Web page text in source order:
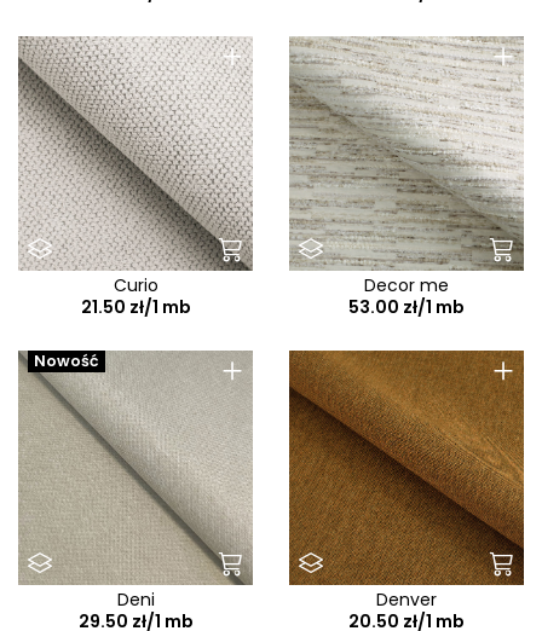
+
Curio
21.50 zł/1 mb
+
Decor me
53.00 zł/1 mb
+
Nowość
Deni
29.50 zł/1 mb
+
Denver
20.50 zł/1 mb